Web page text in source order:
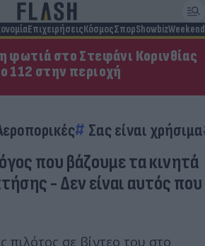
ΕπιχειρήσειςΚόσμοςΣπορShowbizWeekend
φωτιά στο Στεφάνι Κορινθίας
112 στην περιοχή
Σας είναι χρήσιμα
που βάζουμε τα κινητά
- Δεν είναι αυτός που
πιλότος σε βίντεo του στο